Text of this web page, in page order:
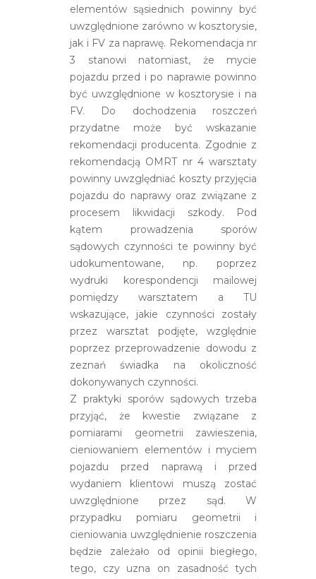
elementów sąsiednich powinny być
uwzględnione zarówno w kosztorysie,
jak i FV za naprawę. Rekomendacja nr
3 stanowi natomiast, że mycie
pojazdu przed i po naprawie powinno
być uwzględnione w kosztorysie i na
FV. Do dochodzenia roszczeń
przydatne może być wskazanie
rekomendacji producenta. Zgodnie z
rekomendacją OMRT nr 4 warsztaty
powinny uwzględniać koszty przyjęcia
pojazdu do naprawy oraz związane z
procesem likwidacji szkody. Pod
kątem prowadzenia sporów
sądowych czynności te powinny być
udokumentowane, np. poprzez
wydruki korespondencji mailowej
pomiędzy warsztatem a TU
wskazujące, jakie czynności zostały
przez warsztat podjęte, względnie
poprzez przeprowadzenie dowodu z
zeznań świadka na okoliczność
dokonywanych czynności.
Z praktyki sporów sądowych trzeba
przyjąć, że kwestie związane z
pomiarami geometrii zawieszenia,
cieniowaniem elementów i myciem
pojazdu przed naprawą i przed
wydaniem klientowi muszą zostać
uwzględnione przez sąd. W
przypadku pomiaru geometrii i
cieniowania uwzględnienie roszczenia
będzie zależało od opinii biegłego,
tego, czy uzna on zasadność tych